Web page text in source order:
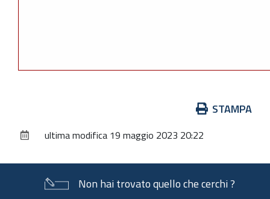
documento
STAMPA
ultima modifica 19 maggio 2023 20:22
Non hai trovato quello che cerchi ?